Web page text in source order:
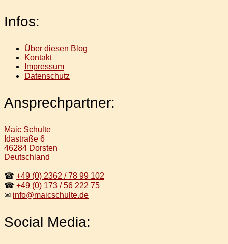
Infos:
Über diesen Blog
Kontakt
Impressum
Datenschutz
Ansprechpartner:
Maic Schulte
Idastraße 6
46284 Dorsten
Deutschland
☎ +49 (0) 2362 / 78 99 102
☎ +49 (0) 173 / 56 222 75
✉ info@maicschulte.de
Social Media: